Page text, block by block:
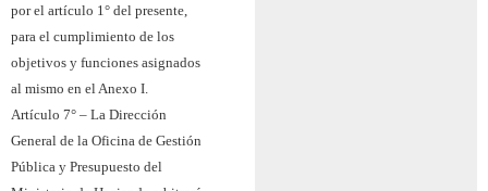
por el artículo 1° del presente,
para el cumplimiento de los
objetivos y funciones asignados
al mismo en el Anexo I.
Artículo 7° – La Dirección
General de la Oficina de Gestión
Pública y Presupuesto del